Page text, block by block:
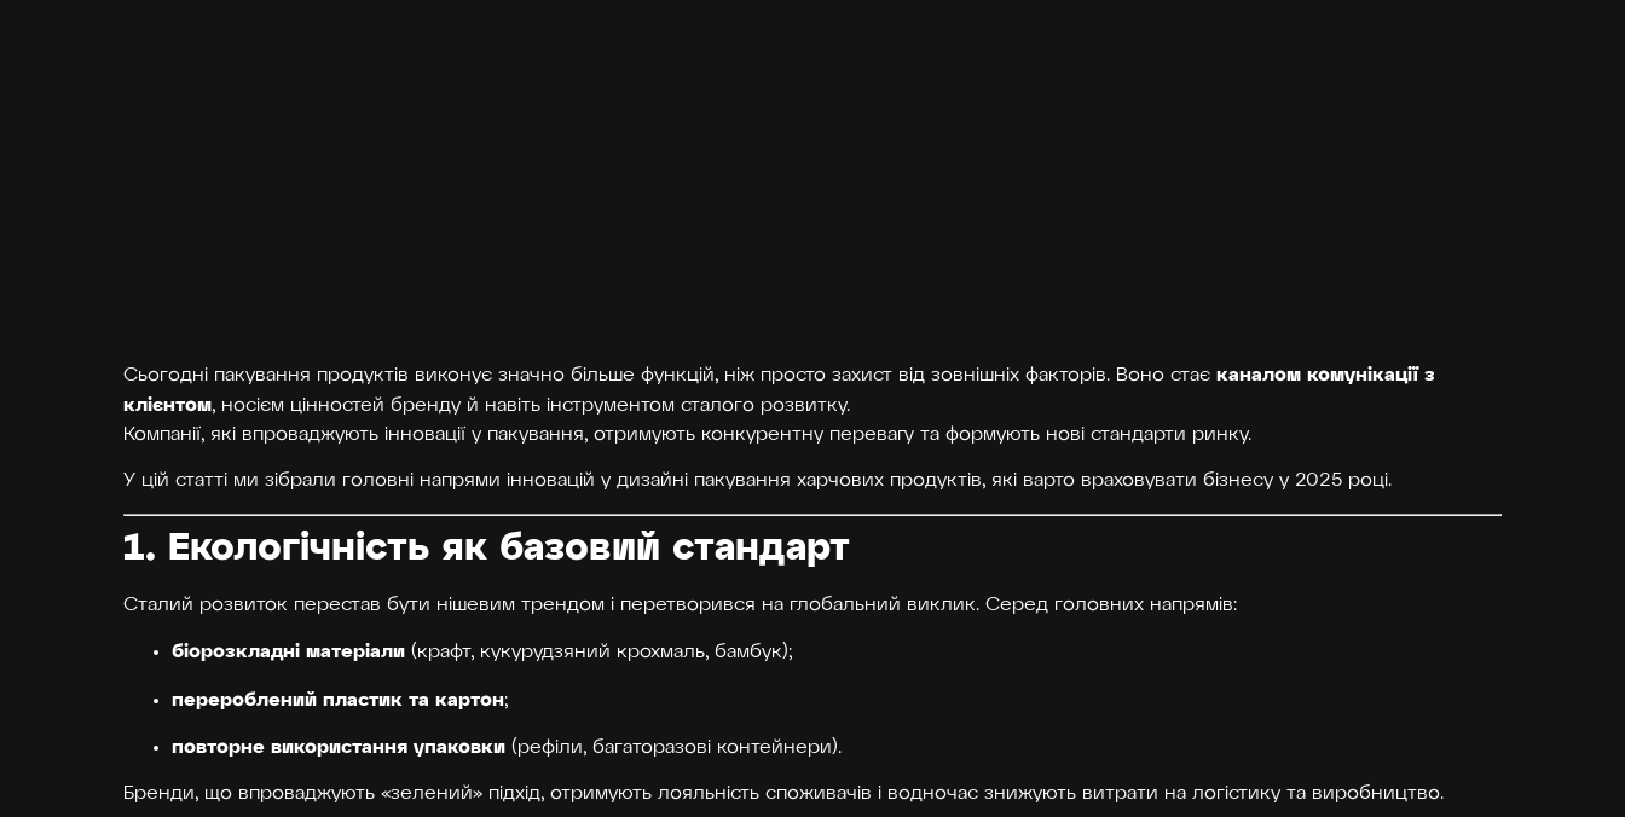
Сьогодні пакування продуктів виконує значно більше функцій, ніж просто захист від зовнішніх факторів. Воно стає каналом комунікації з
клієнтом, носієм цінностей бренду й навіть інструментом сталого розвитку.
Компанії, які впроваджують інновації у пакування, отримують конкурентну перевагу та формують нові стандарти ринку.
У цій статті ми зібрали головні напрями інновацій у дизайні пакування харчових продуктів, які варто враховувати бізнесу у 2025 році.
1. Екологічність як базовий стандарт
Сталий розвиток перестав бути нішевим трендом і перетворився на глобальний виклик. Серед головних напрямів:
біорозкладні матеріали (крафт, кукурудзяний крохмаль, бамбук);
перероблений пластик та картон;
повторне використання упаковки (рефіли, багаторазові контейнери).
Бренди, що впроваджують «зелений» підхід, отримують лояльність споживачів і водночас знижують витрати на логістику та виробництво.